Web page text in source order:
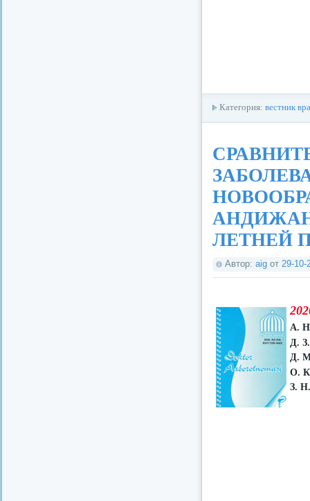
Категория: вестник
ЛЕТНЕЙ
Автор: aig от 29-10-
А.
Д.
Д.
О.
З.